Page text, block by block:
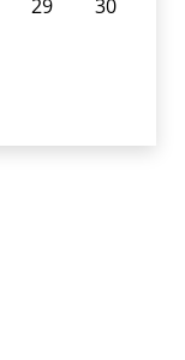
29
30